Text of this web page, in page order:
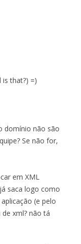
that?) =)
domínio não são
Se não for,
em XML
saca logo como
(e pelo
xml? não tá